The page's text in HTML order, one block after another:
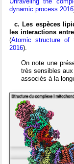
dynamic process 2016
c. Les espèces
les interactions
(Atomic structure of
2016).
On note une
très sensibles
associés à la